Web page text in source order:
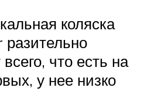
коляска
что есть на
у нее низко